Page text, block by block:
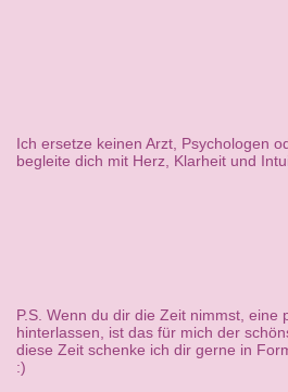
Ich ersetze keinen Arzt, Psychologen
begleite dich mit Herz, Klarheit und
P.S. Wenn du dir die Zeit nimmst, eine
hinterlassen, ist das für mich der
diese Zeit schenke ich dir gerne in
:)